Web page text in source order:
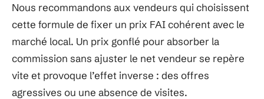
Nous recommandons aux vendeurs qui choisissent
cette formule de fixer un prix FAI cohérent avec le
marché local. Un prix gonflé pour absorber la
commission sans ajuster le net vendeur se repère
vite et provoque l’effet inverse : des offres
agressives ou une absence de visites.